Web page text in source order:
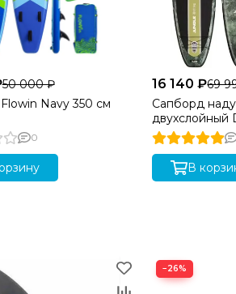
50 000 ₽
Navy 350 см
0
16 140 ₽69
Сапборд
двухслойный
Camo 350 см
В
−26%